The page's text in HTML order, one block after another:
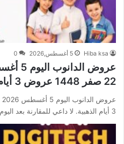
Hiba ksa 5 أغسطس,2026 0
22 صفر 1448 عروض 3 أيام الذهبية
3 أيام الذهبية. لا داعي للمقارنة بعد اليوم! جمعنا…